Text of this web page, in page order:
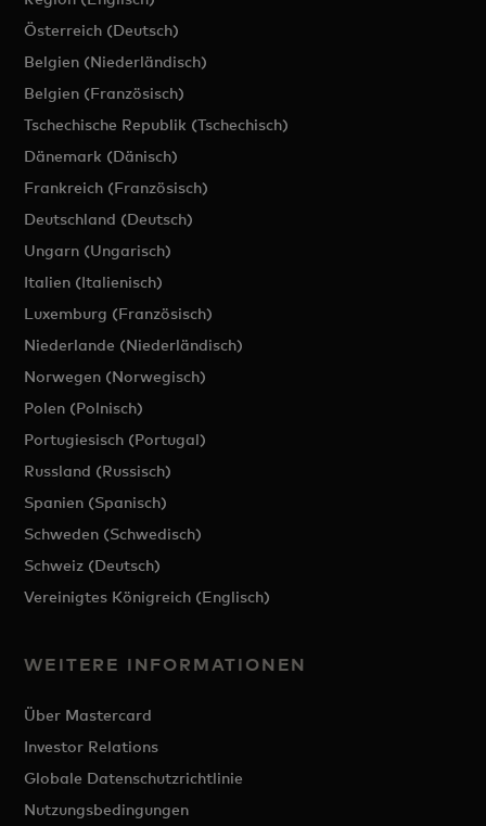
Österreich (Deutsch)
Belgien (Niederländisch)
Belgien (Französisch)
Tschechische Republik (Tschechisch)
Dänemark (Dänisch)
Frankreich (Französisch)
Deutschland (Deutsch)
Ungarn (Ungarisch)
Italien (Italienisch)
Luxemburg (Französisch)
Niederlande (Niederländisch)
Norwegen (Norwegisch)
Polen (Polnisch)
Portugiesisch (Portugal)
Russland (Russisch)
Spanien (Spanisch)
Schweden (Schwedisch)
Schweiz (Deutsch)
Vereinigtes Königreich (Englisch)
WEITERE INFORMATIONEN
Über Mastercard
Investor Relations
Globale Datenschutzrichtlinie
Nutzungsbedingungen